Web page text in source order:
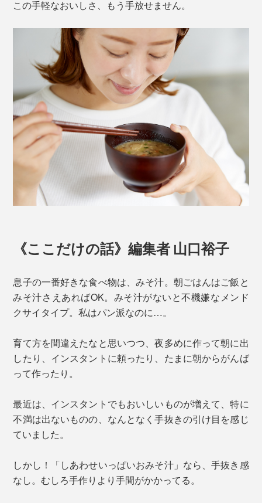
この手軽なおいしさ、もう手放せません。
《ここだけの話》編集者 山口裕子
息子の一番好きな食べ物は、みそ汁。朝ごはんはご飯と
みそ汁さえあればOK。みそ汁がないと不機嫌なメンド
クサイタイプ。私はパン派なのに…。
育て方を間違えたなと思いつつ、夜多めに作って朝に出
したり、インスタントに頼ったり、たまに朝からがんば
って作ったり。
最近は、インスタントでもおいしいものが増えて、特に
不満は出ないものの、なんとなく手抜きの引け目を感じ
ていました。
しかし！「しあわせいっぱいおみそ汁」なら、手抜き感
なし。むしろ手作りより手間がかかってる。